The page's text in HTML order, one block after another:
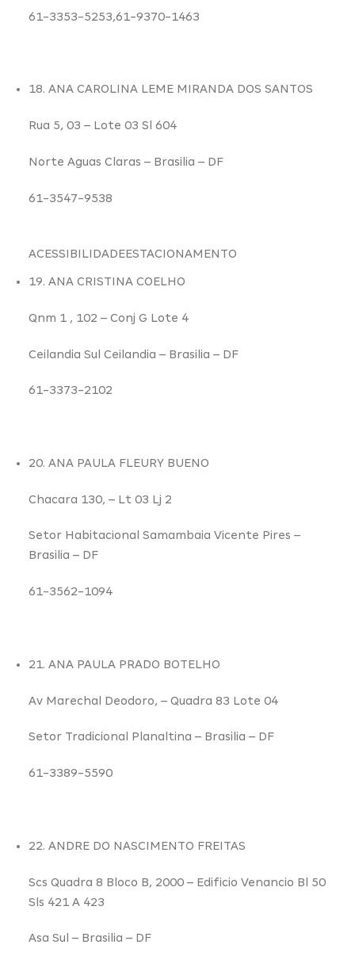
61-3353-5253,61-9370-1463
18. ANA CAROLINA LEME MIRANDA DOS SANTOS
Rua 5, 03 – Lote 03 Sl 604
Norte Aguas Claras – Brasilia – DF
61-3547-9538
ACESSIBILIDADEESTACIONAMENTO
19. ANA CRISTINA COELHO
Qnm 1 , 102 – Conj G Lote 4
Ceilandia Sul Ceilandia – Brasilia – DF
61-3373-2102
20. ANA PAULA FLEURY BUENO
Chacara 130, – Lt 03 Lj 2
Setor Habitacional Samambaia Vicente Pires –
Brasilia – DF
61-3562-1094
21. ANA PAULA PRADO BOTELHO
Av Marechal Deodoro, – Quadra 83 Lote 04
Setor Tradicional Planaltina – Brasilia – DF
61-3389-5590
22. ANDRE DO NASCIMENTO FREITAS
Scs Quadra 8 Bloco B, 2000 – Edificio Venancio Bl 50
Sls 421 A 423
Asa Sul – Brasilia – DF